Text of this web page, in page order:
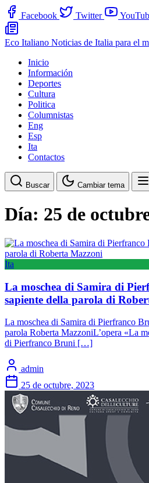
Facebook Twitter
Eco Italiano Noticias de Italia para el
Inicio
Información
Deportes
Cultura
Politica
Columnistas
Eng
Esp
Ita
Contactos
Buscar Cambiar tema
Día: 25 de
Ita
La moschea di Samira di
sapiente della parola di
La moschea di Samira di Pierfranco
parola Roberta MazzoniL’opera «La
di Pierfranco Bruni […]
admin
25 de octubre, 2023